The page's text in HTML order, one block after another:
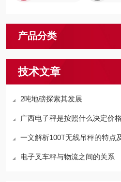
产品分类
技术文章
2吨地磅探索其发展
广西电子秤是按照什么决定价
一文解析100T无线吊秤的特点
电子叉车秤与物流之间的关系